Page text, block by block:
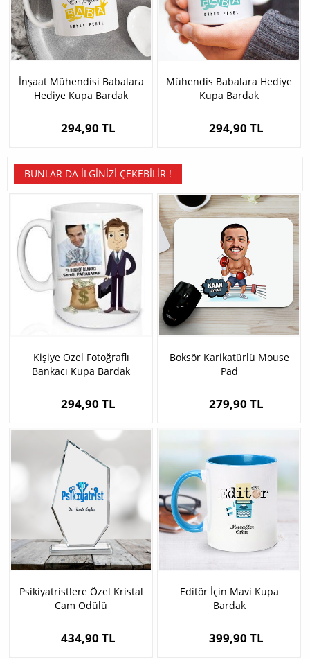
İnşaat Mühendisi Babalara
Hediye Kupa Bardak
294,90 TL
Mühendis Babalara Hediye
Kupa Bardak
294,90 TL
BUNLAR DA İLGINIZI ÇEKEBILIR !
Kişiye Özel Fotoğraflı
Bankacı Kupa Bardak
294,90 TL
Boksör Karikatürlü Mouse
Pad
279,90 TL
Psikiyatristlere Özel Kristal
Cam Ödülü
434,90 TL
Editör İçin Mavi Kupa
Bardak
399,90 TL